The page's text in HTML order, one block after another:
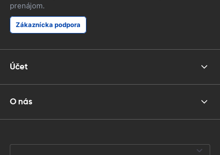
prenájom.
Zákaznícka podpora
Účet
O nás